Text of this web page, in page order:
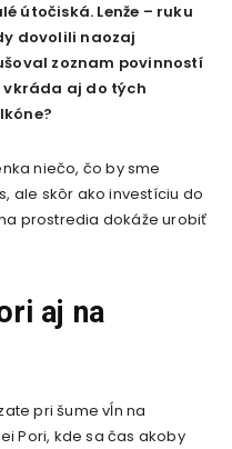
útočiská. Lenže – ruku
dovolili naozaj
zoznam povinností
vkráda aj do tých
niečo, čo by sme
ale skôr ako investíciu do
prostredia dokáže urobiť
aj na
pri šume vĺn na
Pori, kde sa čas akoby